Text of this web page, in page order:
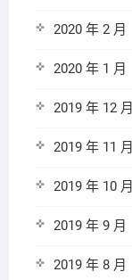
2020 年 2 月
2020 年 1 月
2019 年 12 月
2019 年 11 月
2019 年 10 月
2019 年 9 月
2019 年 8 月